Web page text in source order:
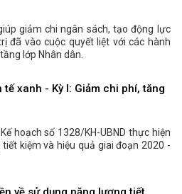
giảm chi ngân sách, tạo động lực
đã vào cuộc quyết liệt với các hành
lớp Nhân dân.
xanh - Kỳ I: Giảm chi phí, tăng
hoạch số 1328/KH-UBND thực hiện
kiệm và hiệu quả giai đoạn 2020 -